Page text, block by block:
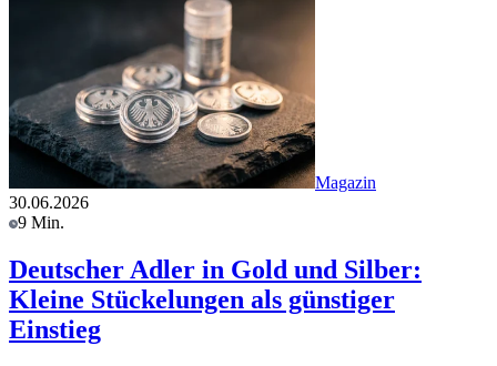
Magazin
30.06.2026
9 Min.
Deutscher Adler in Gold und Silber:
Kleine Stückelungen als günstiger
Einstieg